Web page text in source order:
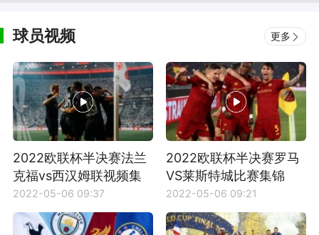
球员视频 更多
2022欧联杯半决赛法兰
克福vs西汉姆联视频集
锦
2022-05-06 09:37
2022欧联杯半决赛罗马
VS莱斯特城比赛集锦
2022-05-06 09:21